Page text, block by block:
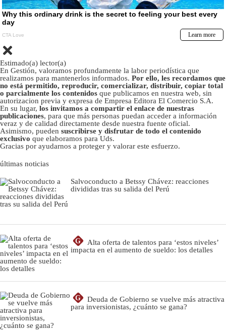
Estimado(a) lector(a)
En Gestión, valoramos profundamente la labor periodística que
realizamos para mantenerlos informados. Por ello, les recordamos que
no está permitido, reproducir, comercializar, distribuir, copiar total
o parcialmente los contenidos que publicamos en nuestra web, sin
autorizacion previa y expresa de Empresa Editora El Comercio S.A.
En su lugar, los invitamos a compartir el enlace de nuestras
publicaciones, para que más personas puedan acceder a información
veraz y de calidad directamente desde nuestra fuente oficial.
Asimismo, pueden suscribirse y disfrutar de todo el contenido
exclusivo que elaboramos para Uds.
Gracias por ayudarnos a proteger y valorar este esfuerzo.
últimas noticias
Salvoconducto a Betssy Chávez: reacciones
divididas tras su salida del Perú
G
Alta oferta de talentos para ‘estos niveles’
impacta en el aumento de sueldo: los detalles
G
Deuda de Gobierno se vuelve más atractiva
para inversionistas, ¿cuánto se gana?